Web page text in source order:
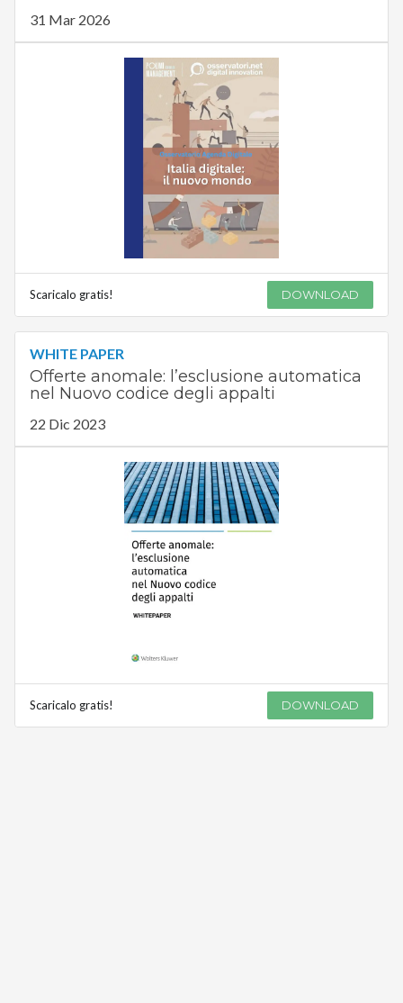
31 Mar 2026
Scaricalo gratis! DOWNLOAD
WHITE PAPER
Offerte anomale: l’esclusione automatica
nel Nuovo codice degli appalti
22 Dic 2023
Scaricalo gratis! DOWNLOAD